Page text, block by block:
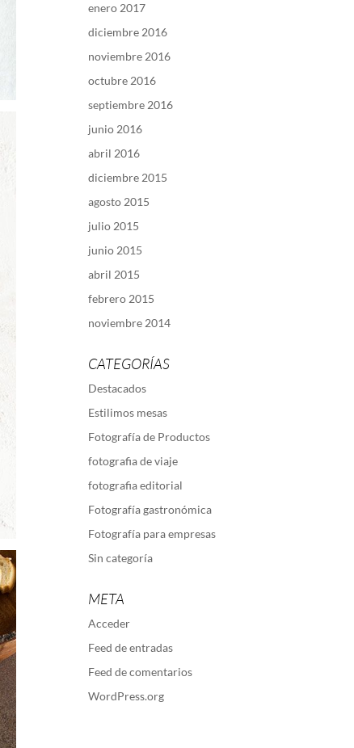
enero 2017
diciembre 2016
noviembre 2016
octubre 2016
septiembre 2016
junio 2016
abril 2016
diciembre 2015
agosto 2015
julio 2015
junio 2015
abril 2015
febrero 2015
noviembre 2014
CATEGORÍAS
Destacados
Estilimos mesas
Fotografía de Productos
fotografia de viaje
fotografia editorial
Fotografía gastronómica
Fotografía para empresas
Sin categoría
META
Acceder
Feed de entradas
Feed de comentarios
WordPress.org